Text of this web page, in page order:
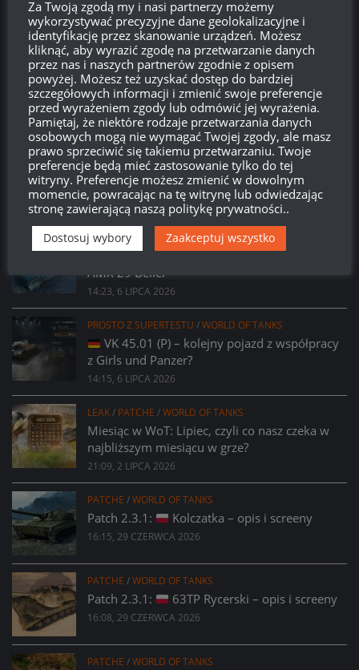
Brakwierzchołka drzewkaod:
580
Dni
22
Godzin
04
Minut
04
Sekund
PROSTO Z SUPERTESTU/WORLD OF TANKS
Prsoto z Supertestu: Zmiany parametrów
AMX 29 Bélier
14:23, 6 LIPCA 2026
PROSTO Z SUPERTESTU /WORLD OF TANKS
VK 45.01 (P) – kolejny pojazd z współpracy
z Girls und Panzer?
14:15, 6 LIPCA 2026
LEAK/ PATCHE /WORLD OF TANKS
Miesiąc w WoT: Lipiec, czyli co nasz czeka w
najbliższym miesiącu w grze?
21:09, 2 LIPCA 2026
PATCHE /WORLD OF TANKS
Patch 2.3.1: Kolczatka – opis i screeny
16:15, 29 CZERWCA 2026
PATCHE /WORLD OF TANKS
Patch 2.3.1: 63TP Rycerski – opis i screeny
16:08, 29 CZERWCA 2026
PATCHE /WORLD OF TANKS
Za Twoją zgodą my i nasi partnerzy możemy
wykorzystywać precyzyjne dane geolokalizacyjne i
identyfikację przez skanowanie urządzeń. Możesz
kliknąć, aby wyrazić zgodę na przetwarzanie danych
przez nas i naszych partnerów zgodnie z opisem
powyżej. Możesz też uzyskać dostęp do bardziej
szczegółowych informacji i zmienić swoje preferencje
przed wyrażeniem zgody lub odmówić jej wyrażenia.
Pamiętaj, że niektóre rodzaje przetwarzania danych
osobowych mogą nie wymagać Twojej zgody, ale masz
prawo sprzeciwić się takiemu przetwarzaniu. Twoje
preferencje będą mieć zastosowanie tylko do tej
witryny. Preferencje możesz zmienić w dowolnym
momencie, powracając na tę witrynę lub odwiedzając
stronę zawierającą naszą politykę prywatności..
Dostosuj wybory Zaakceptuj wszystko